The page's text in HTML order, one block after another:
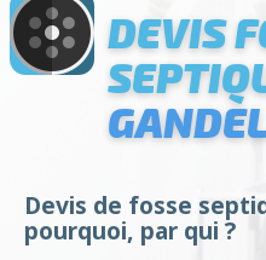
DEVIS
Devis de fosse
pourquoi, par qui ?